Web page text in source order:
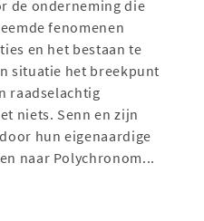
de onderneming die
fenomenen
en het bestaan ​​te
situatie het breekpunt
raadselachtig
niets. Senn en zijn
hun eigenaardige
naar Polychronom...